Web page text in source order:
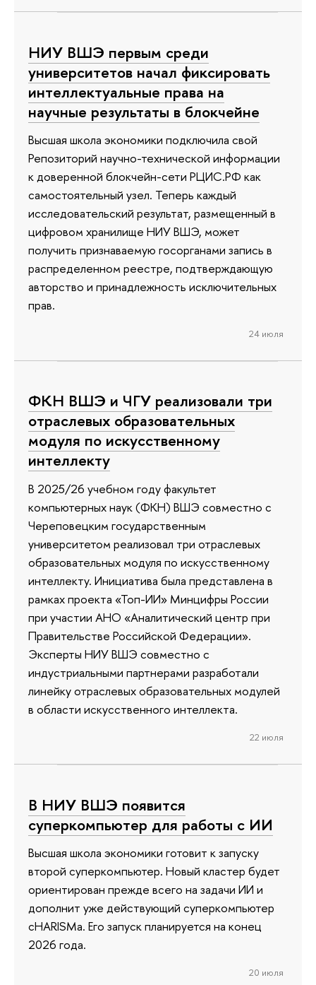
НИУ ВШЭ первым среди
университетов начал фиксировать
интеллектуальные права на
научные результаты в блокчейне
Высшая школа экономики подключила свой
Репозиторий научно-технической информации
к доверенной блокчейн-сети РЦИС.РФ как
самостоятельный узел. Теперь каждый
исследовательский результат, размещенный в
цифровом хранилище НИУ ВШЭ, может
получить признаваемую госорганами запись в
распределенном реестре, подтверждающую
авторство и принадлежность исключительных
прав.
24 июля
ФКН ВШЭ и ЧГУ реализовали три
отраслевых образовательных
модуля по искусственному
интеллекту
В 2025/26 учебном году факультет
компьютерных наук (ФКН) ВШЭ совместно с
Череповецким государственным
университетом реализовал три отраслевых
образовательных модуля по искусственному
интеллекту. Инициатива была представлена в
рамках проекта «Топ-ИИ» Минцифры России
при участии АНО «Аналитический центр при
Правительстве Российской Федерации».
Эксперты НИУ ВШЭ совместно с
индустриальными партнерами разработали
линейку отраслевых образовательных модулей
в области искусственного интеллекта.
22 июля
В НИУ ВШЭ появится
суперкомпьютер для работы с ИИ
Высшая школа экономики готовит к запуску
второй суперкомпьютер. Новый кластер будет
ориентирован прежде всего на задачи ИИ и
дополнит уже действующий суперкомпьютер
cHARISMa. Его запуск планируется на конец
2026 года.
20 июля